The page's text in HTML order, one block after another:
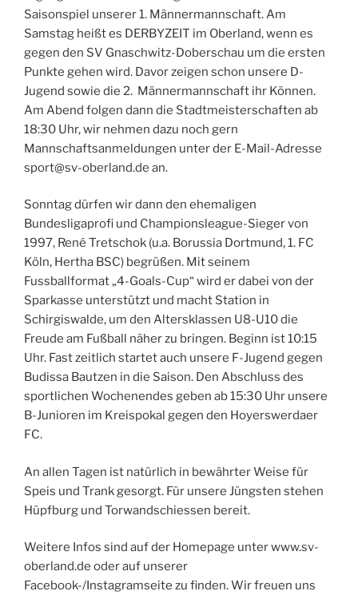
Saisonspiel unserer 1. Männermannschaft. Am
Samstag heißt es DERBYZEIT im Oberland, wenn es
gegen den SV Gnaschwitz-Doberschau um die ersten
Punkte gehen wird. Davor zeigen schon unsere D-
Jugend sowie die 2. Männermannschaft ihr Können.
Am Abend folgen dann die Stadtmeisterschaften ab
18:30 Uhr, wir nehmen dazu noch gern
Mannschaftsanmeldungen unter der E-Mail-Adresse
sport@sv-oberland.de an.
Sonntag dürfen wir dann den ehemaligen
Bundesligaprofi und Championsleague-Sieger von
1997, René Tretschok (u.a. Borussia Dortmund, 1. FC
Köln, Hertha BSC) begrüßen. Mit seinem
Fussballformat „4-Goals-Cup“ wird er dabei von der
Sparkasse unterstützt und macht Station in
Schirgiswalde, um den Altersklassen U8-U10 die
Freude am Fußball näher zu bringen. Beginn ist 10:15
Uhr. Fast zeitlich startet auch unsere F-Jugend gegen
Budissa Bautzen in die Saison. Den Abschluss des
sportlichen Wochenendes geben ab 15:30 Uhr unsere
B-Junioren im Kreispokal gegen den Hoyerswerdaer
FC.
An allen Tagen ist natürlich in bewährter Weise für
Speis und Trank gesorgt. Für unsere Jüngsten stehen
Hüpfburg und Torwandschiessen bereit.
Weitere Infos sind auf der Homepage unter www.sv-
oberland.de oder auf unserer
Facebook-/Instagramseite zu finden. Wir freuen uns